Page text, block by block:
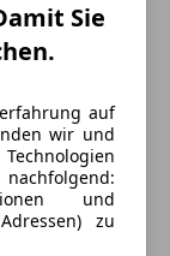
Sie
auf
wir und
und
zu